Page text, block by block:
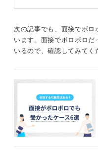
面接は一度で終わるわ
すべてが判断されるわ
そのため、最終面接ま
伝わっていた可能性が
また、自身が「ボロボ
からみたら「普通だっ
す。
次の記事でも、面接でボロ
います。面接でボロボロだ
いるので、確認してみてく